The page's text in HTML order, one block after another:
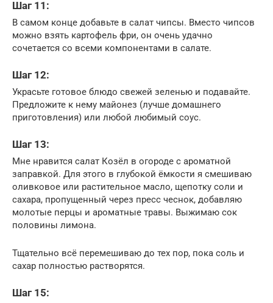
Шаг 11:
В самом конце добавьте в салат чипсы. Вместо чипсов
можно взять картофель фри, он очень удачно
сочетается со всеми компонентами в салате.
Шаг 12:
Украсьте готовое блюдо свежей зеленью и подавайте.
Предложите к нему майонез (лучше домашнего
приготовления) или любой любимый соус.
Шаг 13:
Мне нравится салат Козёл в огороде с ароматной
заправкой. Для этого в глубокой ёмкости я смешиваю
оливковое или растительное масло, щепотку соли и
сахара, пропущенный через пресс чеснок, добавляю
молотые перцы и ароматные травы. Выжимаю сок
половины лимона.
Тщательно всё перемешиваю до тех пор, пока соль и
сахар полностью растворятся.
Шаг 15: